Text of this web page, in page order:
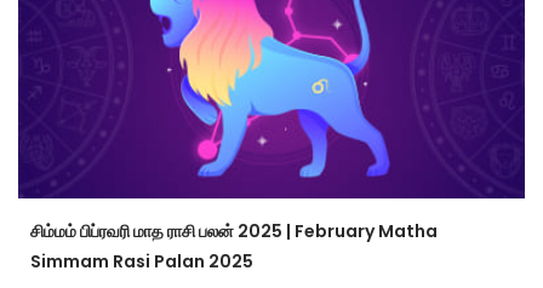
சிம்மம் பிப்ரவரி மாத ராசி பலன் 2025 | February Matha
Simmam Rasi Palan 2025